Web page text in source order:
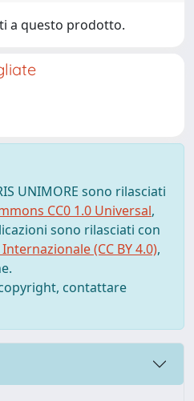
a questo prodotto.
UNIMORE sono rilasciati
CC0 1.0 Universal,
sono rilasciati con
(CC BY 4.0),
contattare